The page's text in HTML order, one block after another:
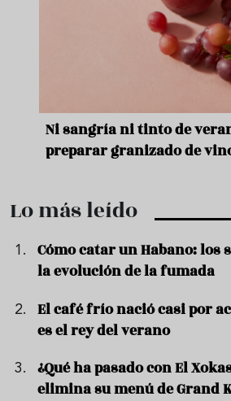
Ni sangría ni tinto de
preparar granizado de
Lo más leído
Cómo catar un Habano: los
la evolución de la fumada
El café frío nació casi por
es el rey del verano
¿Qué ha pasado con El
elimina su menú de Grand